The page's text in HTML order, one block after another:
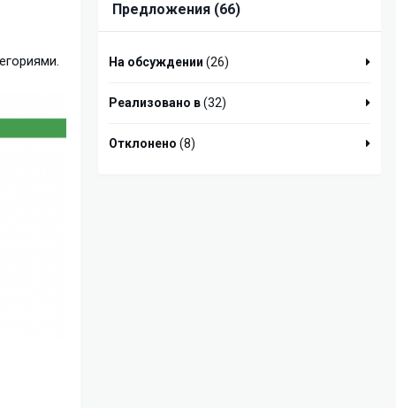
Предложения (66)
На обсуждении (26)
Реализовано в(32)
Отклонено (8)